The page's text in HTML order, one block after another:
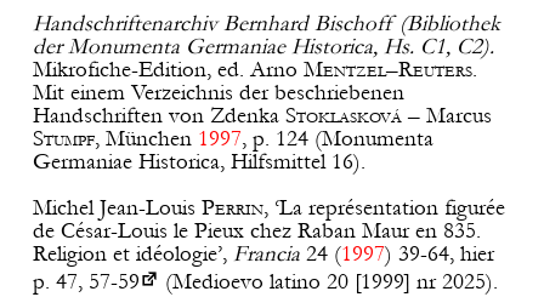
Handschriftenarchiv Bernhard Bischoff (Bibliothek
der Monumenta Germaniae Historica, Hs. C1, C2).
Mikrofiche-Edition, ed. Arno Mentzel–Reuters.
Mit einem Verzeichnis der beschriebenen
Handschriften von Zdenka Stoklasková– Marcus
Stumpf, München 1997, p. 124 (Monumenta
Germaniae Historica, Hilfsmittel 16).
Michel Jean-Louis Perrin, ‘La représentation figurée
de César-Louis le Pieux chez Raban Maur en 835.
Religion et idéologie’, Francia 24 (1997) 39-64, hier
p. 47, 57-59
(Medioevo latino 20 [1999] nr 2025).